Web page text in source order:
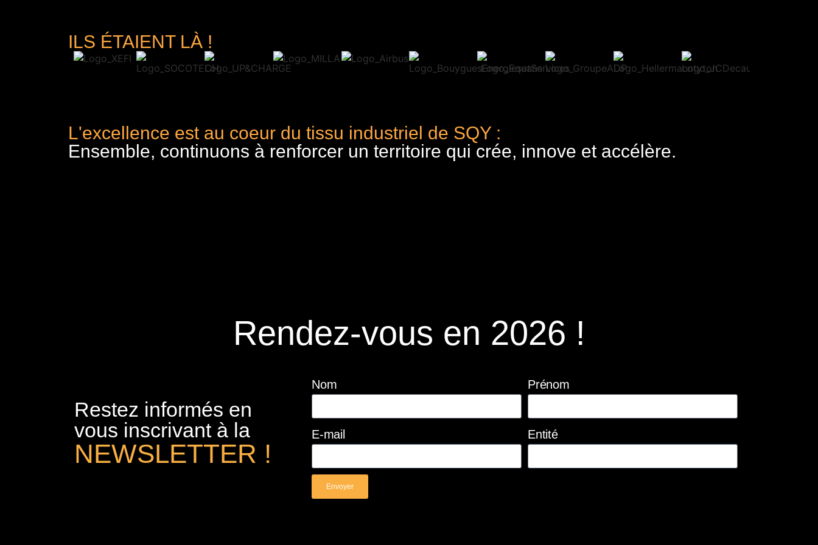
ILS ÉTAIENT LÀ !
L'excellence est au coeur du tissu industriel de SQY :
Ensemble, continuons à renforcer un territoire qui crée, innove et accélère.
Rendez-vous en 2026 !
Restez informés en
vous inscrivant à la
NEWSLETTER !
Nom Prénom
E-mail Entité
Envoyer